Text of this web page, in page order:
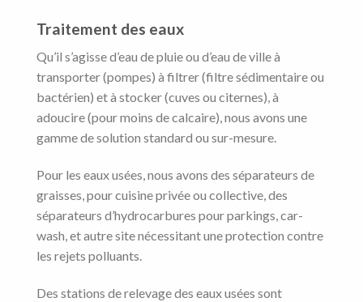
Traitement des eaux
Qu’il s’agisse d’eau de pluie ou d’eau de ville à
transporter (pompes) à filtrer (filtre sédimentaire ou
bactérien) et à stocker (cuves ou citernes), à
adoucire (pour moins de calcaire), nous avons une
gamme de solution standard ou sur-mesure.
Pour les eaux usées, nous avons des séparateurs de
graisses, pour cuisine privée ou collective, des
séparateurs d’hydrocarbures pour parkings, car-
wash, et autre site nécessitant une protection contre
les rejets polluants.
Des stations de relevage des eaux usées sont